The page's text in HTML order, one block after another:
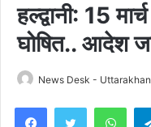
हल्द्वानी: 15
घोषित.. आदेश
News Desk -